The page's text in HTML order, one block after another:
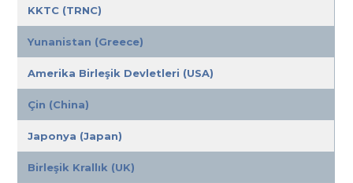
KKTC (TRNC)
Yunanistan (Greece)
Amerika Birleşik Devletleri (USA)
Çin (China)
Japonya (Japan)
Birleşik Krallık (UK)